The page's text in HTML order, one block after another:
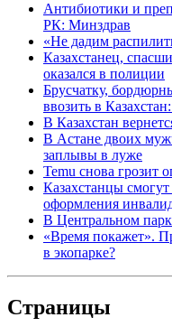
Антибиотики и
РК: Минздрав
«Не дадим
Казахстанец,
оказался в полиции
Брусчатку,
ввозить в
В Казахстан
В Астане двоих
заплывы в луже
Temu снова
Казахстанцы
оформления
В Центральном
«Время покажет».
в экопарке?
Страницы